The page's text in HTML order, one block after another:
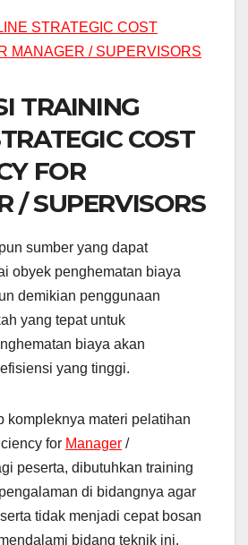
TRAINING
COST
FOR
/ SUPERVISORS
sumber yang dapat
obyek penghematan biaya
demikian penggunaan
yang tepat untuk
biaya akan
yang tinggi.
kompleknya materi pelatihan
for Manager /
peserta, dibutuhkan training
di bidangnya agar
tidak menjadi cepat bosan
bidang teknik ini.